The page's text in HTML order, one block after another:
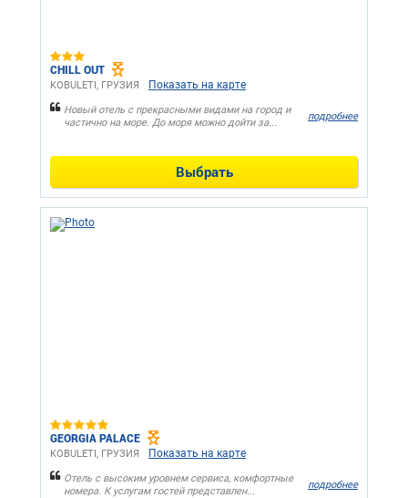
CHILL OUT
KOBULETI, ГРУЗИЯ Показать на карте
Новый отель с прекрасными видами на город и
частично на море. До моря можно дойти за...
подробнее
Выбрать
GEORGIA PALACE
KOBULETI, ГРУЗИЯ Показать на карте
Отель с высоким уровнем сервиса, комфортные
номера. К услугам гостей представлен...
подробнее